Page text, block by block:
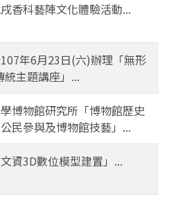
香科藝陣文化體驗活動...
年6月23日(六)辦理「無形
主題講座」...
博物館研究所「博物館歷史
民參與及博物館技藝」...
資3D數位模型建置」...